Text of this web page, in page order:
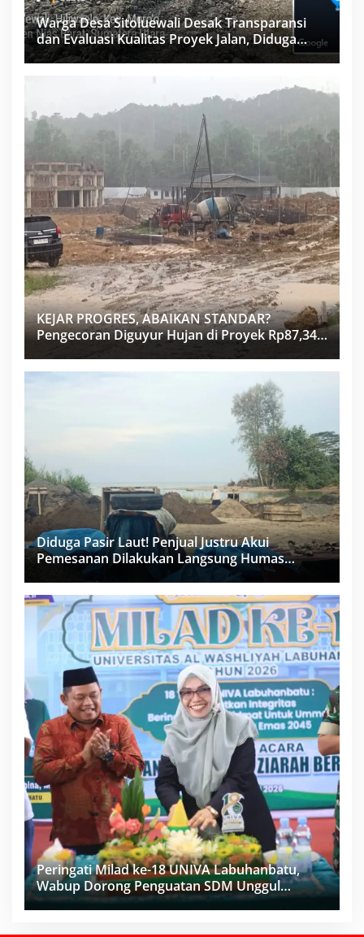
Warga Desa Sitoluewali Desak Transparansi
dan Evaluasi Kualitas Proyek Jalan, Diduga
Minim Informasi
KEJAR PROGRES, ABAIKAN STANDAR?
Pengecoran Diguyur Hujan di Proyek Rp87,34
Miliar Sukma Nias, Konsultan, Pengawas dan
PPK Bungkam
Diduga Pasir Laut! Penjual Justru Akui
Pemesanan Dilakukan Langsung Humas
Peringati Milad ke-18 UNIVA Labuhanbatu,
Wabup Dorong Penguatan SDM Unggul
Menuju Indonesia Emas 2045